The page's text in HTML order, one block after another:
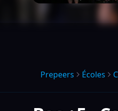
Prepeers Écoles